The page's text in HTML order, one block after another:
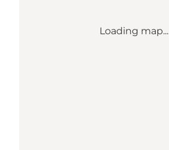
Loading map...